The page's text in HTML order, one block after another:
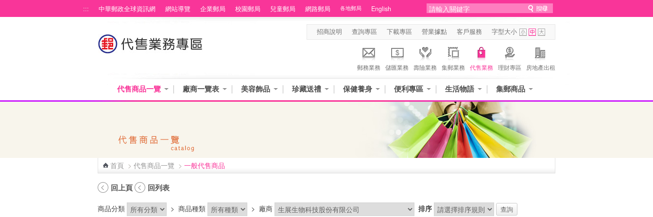
::: 中華郵政全球資訊網 網站導覽 企業郵局 校園郵局 兒童郵局 網路郵局 各地郵局 English
招商說明 查詢專區 下載專區 營業據點 客戶服務 字型大小
郵務業務 儲匯業務 壽險業務 集郵業務 代售業務 理財專區 房地產出租
代售商品一覽 廠商一覽表 美容飾品 珍藏送禮 保健養身 便利專區 生活物語 集郵商品
首頁 > 代售商品一覽 > 一般代售商品
回上頁 回列表
商品分類 > 商品種類 > 廠商 排序